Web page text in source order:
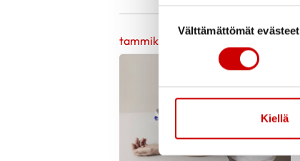
Suostumuksen valinta
Välttämättömät evästeet
Kiellä
tammikuu 2022